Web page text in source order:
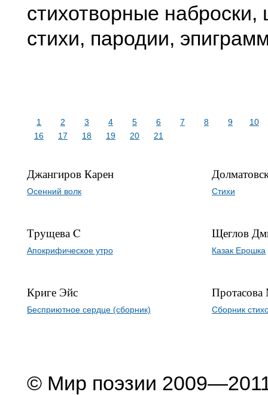
стихотворные
стихи, пародии,
1 2 3 4 5 6 7 8 9
10
16
17 18 19 20 21
Джангиров Карен
Осенний волк
Тpущева C
Апокpифическое утpо
Криге Эйс
Бесприютное сердце (сборник)
Стихи
Щеглов
Казак Ерошка
Сборник
© Мир поэзии